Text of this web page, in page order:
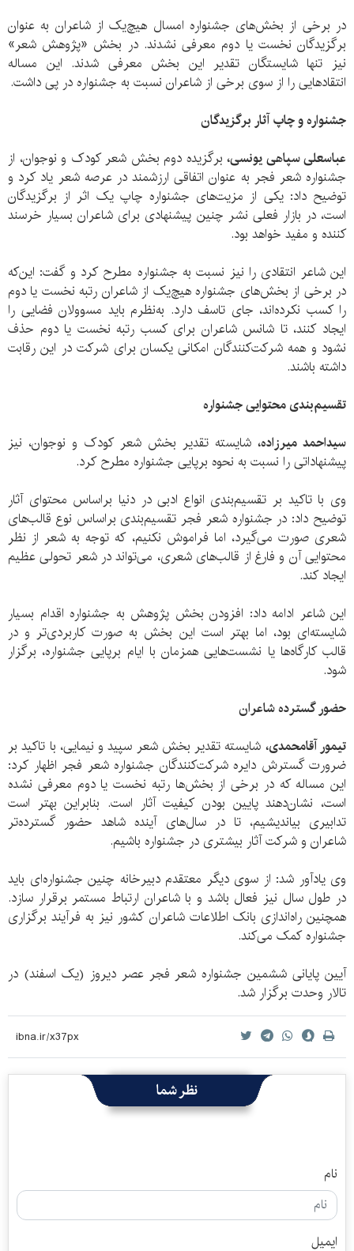
در برخی از بخش‌های جشنواره امسال هیچ‌یک از شاعران به عنوان
برگزیدگان نخست یا دوم معرفی نشدند. در بخش «پژوهش شعر»
نیز تنها شایستگان تقدیر این بخش معرفی شدند. این مساله
انتقادهایی را از سوی برخی از شاعران نسبت به جشنواره در پی داشت.
جشنواره و چاپ آثار برگزیدگان
عباسعلی سپاهی یونسی، برگزیده دوم بخش شعر کودک و نوجوان، از
جشنواره شعر فجر به عنوان اتفاقی ارزشمند در عرصه شعر یاد کرد و
توضیح داد: یکی از مزیت‌های جشنواره چاپ یک اثر از برگزیدگان
است، در بازار فعلی نشر چنین پیشنهادی برای شاعران بسیار خرسند
کننده و مفید خواهد بود.
این شاعر انتقادی را نیز نسبت به جشنواره مطرح کرد و گفت: این‌که
در برخی از بخش‌های جشنواره هیچ‌یک از شاعران رتبه نخست یا دوم
را کسب نکرده‌اند، جای تاسف دارد. به‌نظرم باید مسوولان فضایی را
ایجاد کنند، تا شانس شاعران برای کسب رتبه نخست یا دوم حذف
نشود و همه شرکت‌کنندگان امکانی یکسان برای شرکت در این رقابت
داشته باشند.
تقسیم‌بندی محتوایی جشنواره
سیداحمد میرزاده، شایسته تقدیر بخش شعر کودک و نوجوان، نیز
پیشنهاداتی را نسبت به نحوه برپایی جشنواره مطرح کرد.
وی با تاکید بر تقسیم‌بندی انواع ادبی در دنیا براساس محتوای آثار
توضیح داد: در جشنواره شعر فجر تقسیم‌بندی براساس نوع قالب‌های
شعری صورت می‌گیرد، اما فراموش نکنیم، که توجه به شعر از نظر
محتوایی آن و فارغ از قالب‌های شعری، می‌تواند در شعر تحولی عظیم
ایجاد کند.
این شاعر ادامه داد: افزودن بخش پژوهش به جشنواره اقدام بسیار
شایسته‌ای بود، اما بهتر است این بخش به صورت کاربردی‌تر و در
قالب کارگاه‌ها یا نشست‌هایی همزمان با ایام برپایی جشنواره، برگزار
شود.
حضور گسترده شاعران
تیمور آقامحمدی، شایسته تقدیر بخش شعر سپید و نیمایی، با تاکید بر
ضرورت گسترش دایره شرکت‌کنندگان جشنواره شعر فجر اظهار کرد:
این‌ مساله که در برخی از بخش‌ها رتبه نخست یا دوم معرفی نشده
است، نشان‌دهند پایین بودن کیفیت آثار است. بنابراین بهتر است
تدابیری بیاندیشیم، تا در سال‌های آینده شاهد حضور گسترده‌تر
شاعران و شرکت آثار بیشتری در جشنواره باشیم.
وی یادآور شد: از سوی دیگر معتقدم دبیرخانه چنین جشنواره‌ای باید
در طول سال نیز فعال باشد و با شاعران ارتباط مستمر برقرار سازد.
همچنین راه‌اندازی بانک اطلاعات شاعران کشور نیز به فرآیند برگزاری
جشنواره کمک می‌کند.
آیین پایانی ششمین جشنواره شعر فجر عصر دیروز (یک اسفند) در
تالار وحدت برگزار شد.
نظر شما
نام
ایمیل